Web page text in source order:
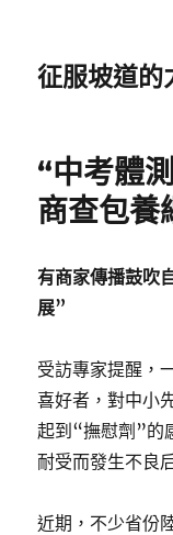
征服坡道的
“中考體
商查包養
有商家傳播鼓吹
展”
受訪專家提醒，
喜好者，對中小
起到“撫慰劑”的
耐受而發生不良
近期，不少省份